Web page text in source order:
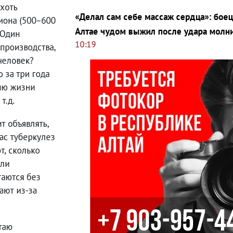
хоть
(500−600
,
за три года
жизни
объявлять,
туберкулез
, сколько
без
из-за
«Делал сам себе массаж сердца»:
Алтае чудом выжил после удара
10:19